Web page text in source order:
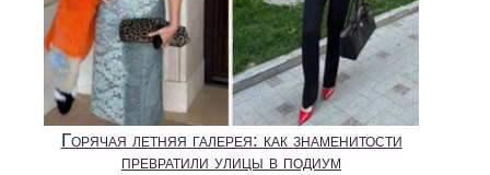
Горячая летняя галерея: как знаменитости
превратили улицы в подиум